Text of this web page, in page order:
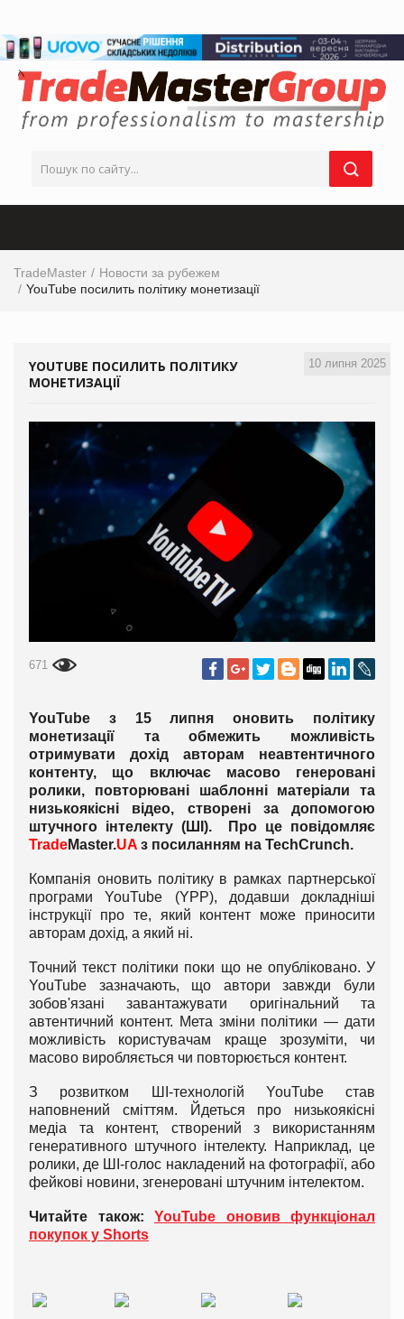
TradeMaster
Новости за рубежем
YouTube посилить політику монетизації
10 липня 2025
YOUTUBE ПОСИЛИТЬ ПОЛІТИКУ
МОНЕТИЗАЦІЇ
671
YouTube з 15 липня оновить політику
монетизації та обмежить можливість
отримувати дохід авторам неавтентичного
контенту, що включає масово генеровані
ролики, повторювані шаблонні матеріали та
низькоякісні відео, створені за допомогою
штучного інтелекту (ШІ). Про це повідомляє
TradeMaster.UA з посиланням на TechCrunch.
Компанія оновить політику в рамках партнерської
програми YouTube (YPP), додавши докладніші
інструкції про те, який контент може приносити
авторам дохід, а який ні.
Точний текст політики поки що не опубліковано. У
YouTube зазначають, що автори завжди були
зобов'язані завантажувати оригінальний та
автентичний контент. Мета зміни політики — дати
можливість користувачам краще зрозуміти, чи
масово виробляється чи повторюється контент.
З розвитком ШІ-технологій YouTube став
наповнений сміттям. Йдеться про низькоякісні
медіа та контент, створений з використанням
генеративного штучного інтелекту. Наприклад, це
ролики, де ШІ-голос накладений на фотографії, або
фейкові новини, згенеровані штучним інтелектом.
Читайте також: YouTube оновив функціонал
покупок у Shorts